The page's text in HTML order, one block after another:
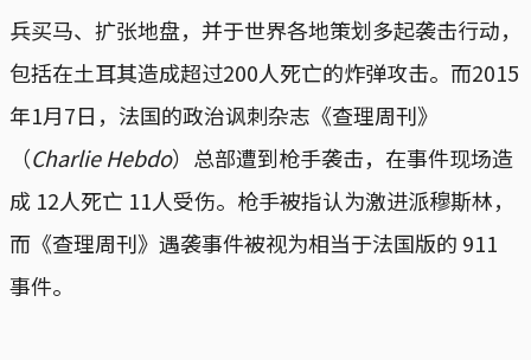
兵买马、扩张地盘，并于世界各地策划多起袭击行动，
包括在土耳其造成超过200人死亡的炸弹攻击。而2015
年1月7日，法国的政治讽刺杂志《查理周刊》
（Charlie Hebdo）总部遭到枪手袭击，在事件现场造
成 12人死亡 11人受伤。枪手被指认为激进派穆斯林，
而《查理周刊》遇袭事件被视为相当于法国版的 911
事件。